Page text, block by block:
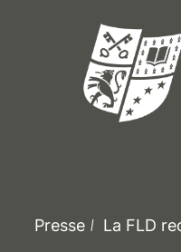
Presse La FLD